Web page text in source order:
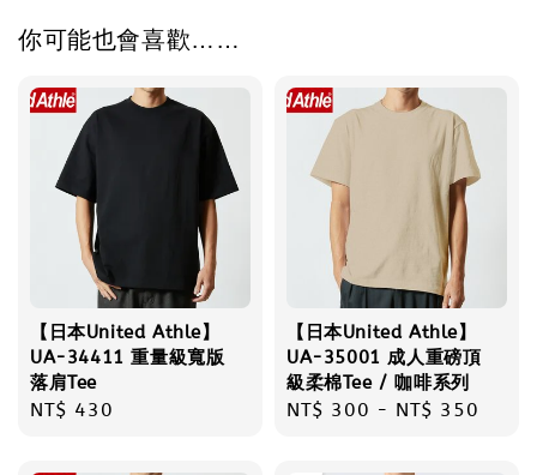
你可能也會喜歡……
【日本United Athle】
UA-34411 重量級寬版
落肩Tee
Regular
NT$ 430
【日本United Athle】
UA-35001 成人重磅頂
級柔棉Tee / 咖啡系列
Regular
NT$ 300 - NT$ 350